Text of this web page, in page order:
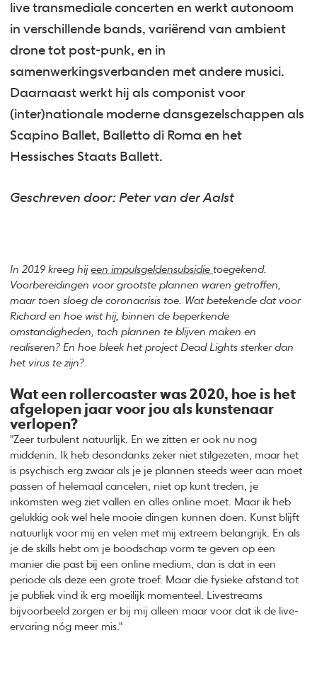
live transmediale concerten en werkt autonoom
in verschillende bands, variërend van ambient
drone tot post-punk, en in
samenwerkingsverbanden met andere musici.
Daarnaast werkt hij als componist voor
(inter)nationale moderne dansgezelschappen als
Scapino Ballet, Balletto di Roma en het
Hessisches Staats Ballett.
Geschreven door: Peter van der Aalst
In 2019 kreeg hijeen impulsgeldensubsidie toegekend.
Voorbereidingen voor grootste plannen waren getroffen,
maar toen sloeg de coronacrisis toe. Wat betekende dat voor
Richard en hoe wist hij, binnen de beperkende
omstandigheden, toch plannen te blijven maken en
realiseren? En hoe bleek het project Dead Lights sterker dan
het virus te zijn?
Wat een rollercoaster was 2020, hoe is het
afgelopen jaar voor jou als kunstenaar
verlopen?
"Zeer turbulent natuurlijk. En we zitten er ook nu nog
middenin. Ik heb desondanks zeker niet stilgezeten, maar het
is psychisch erg zwaar als je je plannen steeds weer aan moet
passen of helemaal cancelen, niet op kunt treden, je
inkomsten weg ziet vallen en alles online moet. Maar ik heb
gelukkig ook wel hele mooie dingen kunnen doen. Kunst blijft
natuurlijk voor mij en velen met mij extreem belangrijk. En als
je de skills hebt om je boodschap vorm te geven op een
manier die past bij een online medium, dan is dat in een
periode als deze een grote troef. Maar die fysieke afstand tot
je publiek vind ik erg moeilijk momenteel. Livestreams
bijvoorbeeld zorgen er bij mij alleen maar voor dat ik de live-
ervaring nóg meer mis."